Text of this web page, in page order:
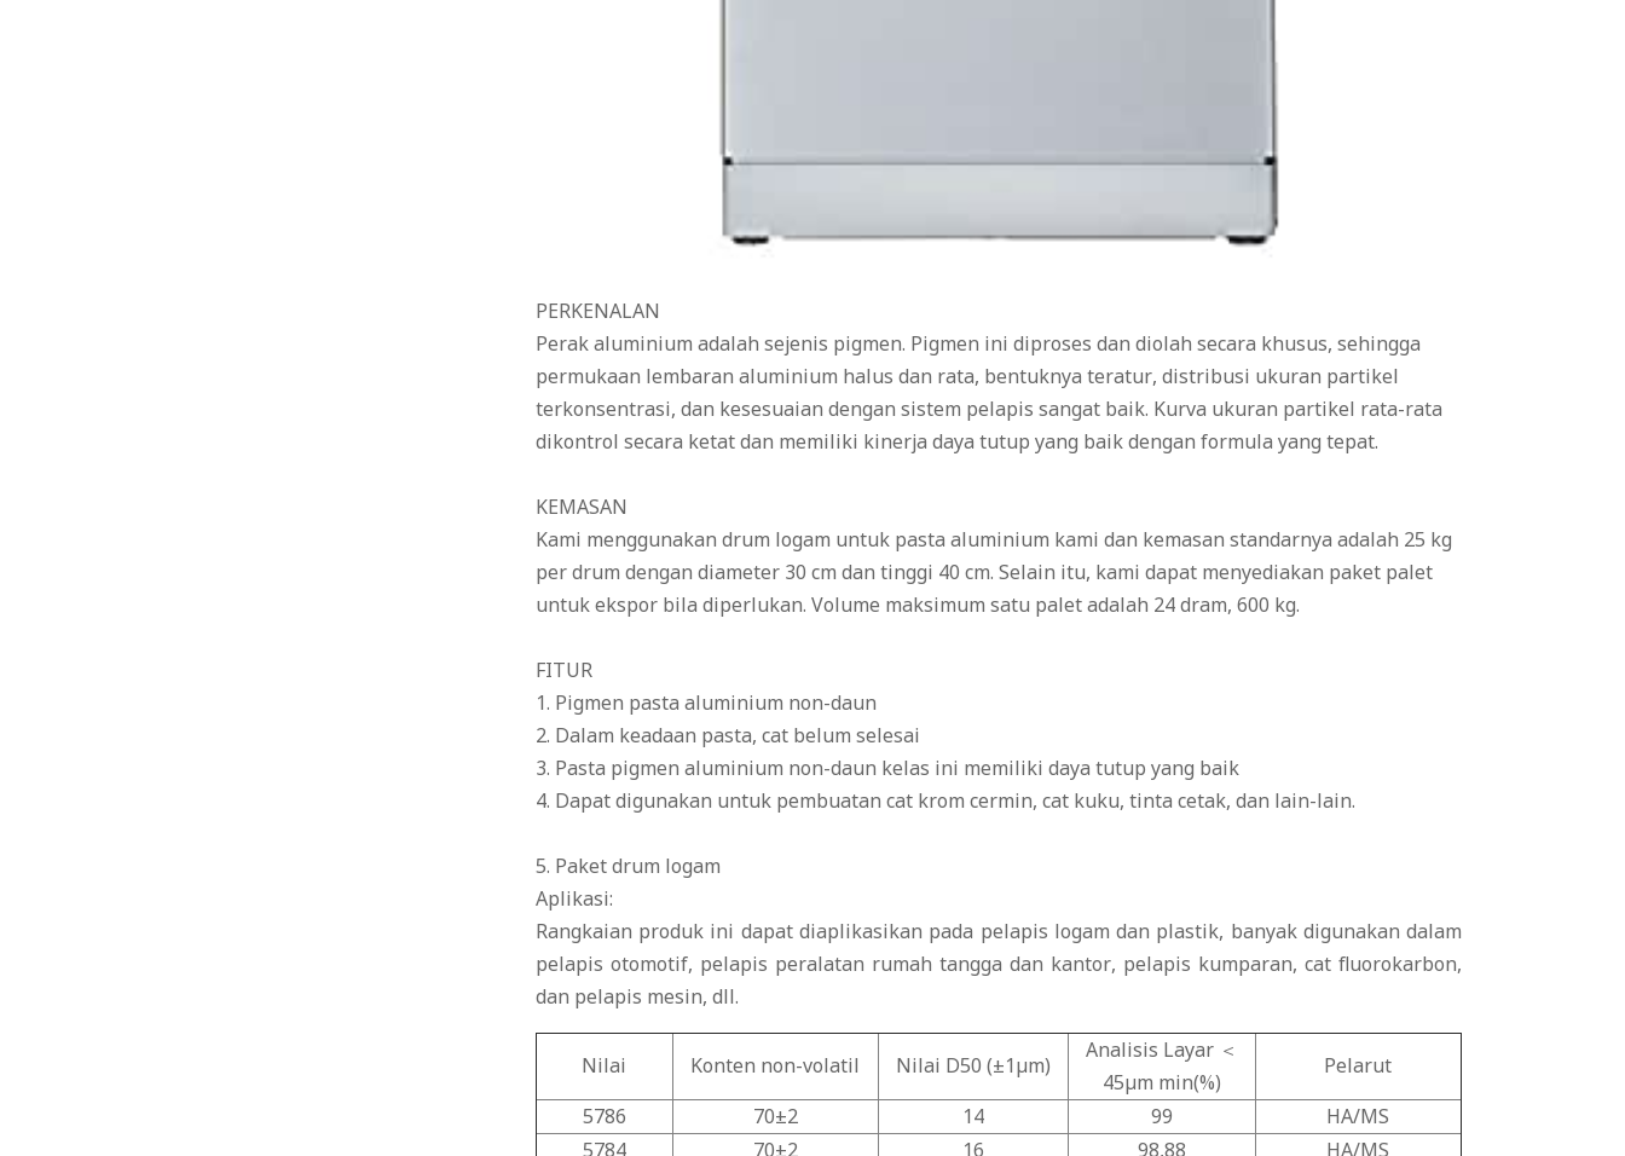
PERKENALAN
Perak aluminium adalah sejenis pigmen. Pigmen ini diproses dan diolah secara khusus, sehingga
permukaan lembaran aluminium halus dan rata, bentuknya teratur, distribusi ukuran partikel
terkonsentrasi, dan kesesuaian dengan sistem pelapis sangat baik. Kurva ukuran partikel rata-rata
dikontrol secara ketat dan memiliki kinerja daya tutup yang baik dengan formula yang tepat.
KEMASAN
Kami menggunakan drum logam untuk pasta aluminium kami dan kemasan standarnya adalah 25 kg
per drum dengan diameter 30 cm dan tinggi 40 cm. Selain itu, kami dapat menyediakan paket palet
untuk ekspor bila diperlukan. Volume maksimum satu palet adalah 24 dram, 600 kg.
FITUR
1. Pigmen pasta aluminium non-daun
2. Dalam keadaan pasta, cat belum selesai
3. Pasta pigmen aluminium non-daun kelas ini memiliki daya tutup yang baik
4. Dapat digunakan untuk pembuatan cat krom cermin, cat kuku, tinta cetak, dan lain-lain.
5. Paket drum logam
Aplikasi:
Rangkaian produk ini dapat diaplikasikan pada pelapis logam dan plastik, banyak digunakan dalam
pelapis otomotif, pelapis peralatan rumah tangga dan kantor, pelapis kumparan, cat fluorokarbon,
dan pelapis mesin, dll.
Nilai Konten non-volatil Nilai D50 (±1μm)
Analisis Layar ＜
45μm min(%)
Pelarut
5786
70±2 14 99
HA/MS
5784
70±2 16 98,88 HA/MS